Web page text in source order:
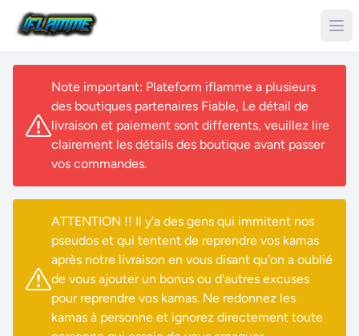
Note important: Plateform iflamme a plusieurs
des boutiques partenaires Fiable, Le détail de
livraison et paiement sont differents, veuillez lire
clairement les détails des boutique avant passer
vos commandes.
ATTENTION !! Il y'a des gens qui immitent nos
pseudos et qui tentent de reprendre vos kamas
après notre livraison en vous disant qu'on a oublié
de vous ajouter un bonus ou d'autres excuses
pour reprendre vos kamas. Ne redonnez les
kamas à personne et ignorez directement toute